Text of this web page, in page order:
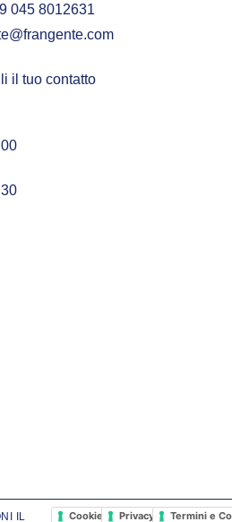
045 8012631
il tuo contatto
IL Cookie PolicyPrivacy PolicyTermini e